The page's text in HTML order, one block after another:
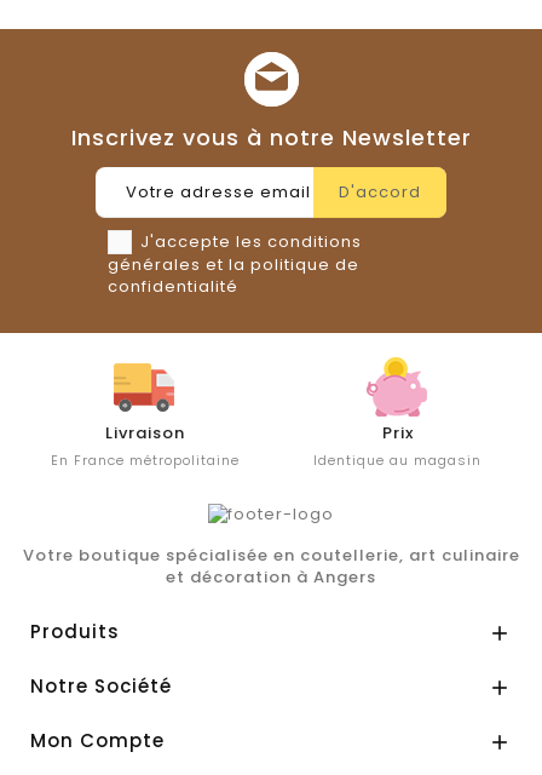
Inscrivez vous à notre Newsletter
J'accepte les conditions
générales et la politique de
confidentialité
Livraison
En France métropolitaine
Prix
Identique au magasin
Votre boutique spécialisée en coutellerie, art culinaire
et décoration à Angers
Produits 
Notre Société 
Mon Compte 